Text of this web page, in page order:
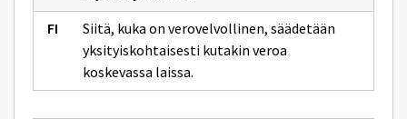
Siitä, kuka on verovelvollinen, säädetään
yksityiskohtaisesti kutakin veroa
koskevassa laissa.